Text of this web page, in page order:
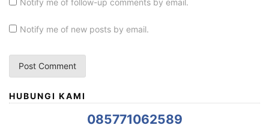
Notify me of follow-up comments by email.
Notify me of new posts by email.
HUBUNGI KAMI
085771062589